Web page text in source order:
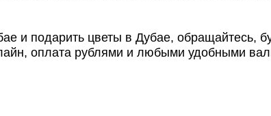
и подарить цветы в Дубае, обращайтесь,
оплата рублями и любыми удобными